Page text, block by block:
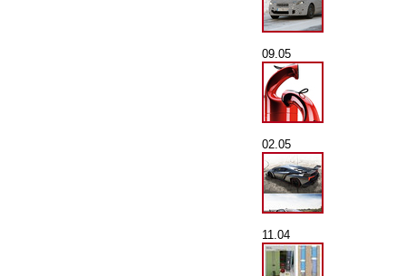
09.05
02.05
11.04